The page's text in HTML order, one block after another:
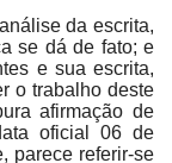
da escrita,
se dá de fato; e
e sua escrita,
o trabalho deste
afirmação de
oficial 06 de
parece referir-se